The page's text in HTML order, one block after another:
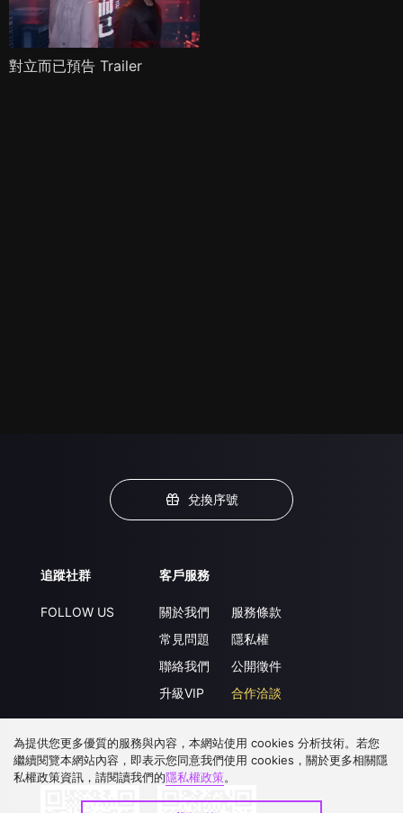
對立而已預告 Trailer
兌換序號
追蹤社群
FOLLOW US
客戶服務
關於我們
常見問題
聯絡我們
升級VIP
服務條款
隱私權
公開徵件
合作洽談
下載 APP
為提供您更多優質的服務與內容，本網站使用 cookies 分析技術。若您
繼續閱覽本網站內容，即表示您同意我們使用 cookies，關於更多相關隱
私權政策資訊，請閱讀我們的隱私權政策。